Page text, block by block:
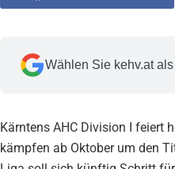
Wählen Sie kehv.at
Kärntens AHC Division I feiert
kämpfen ab Oktober um den